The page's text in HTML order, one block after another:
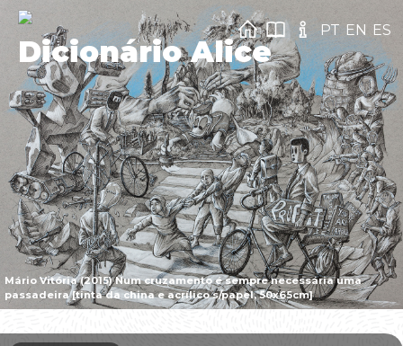
Mário Vitória (2015) Num cruzamento é sempre necessária uma
passadeira [tinta da china e acrílico s/papel, 50x65cm]
Dicionário Alice
PT EN ES